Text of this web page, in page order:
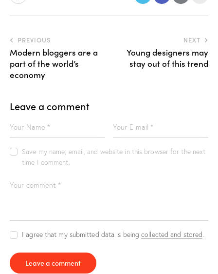
PREVIOUS
Modern bloggers are a
part of the world’s
economy
NEXT
Young designers may
stay out of this trend
Leave a comment
Save my name, email, and website in this browser for the next
time I comment.
I agree that my submitted data is beingcollected and stored.